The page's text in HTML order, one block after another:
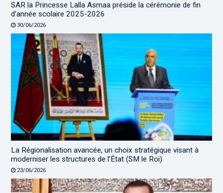
SAR la Princesse Lalla Asmaa préside la cérémonie de fin
d’année scolaire 2025-2026
30/06/2026
La Régionalisation avancée, un choix stratégique visant à
moderniser les structures de l’État (SM le Roi)
23/06/2026